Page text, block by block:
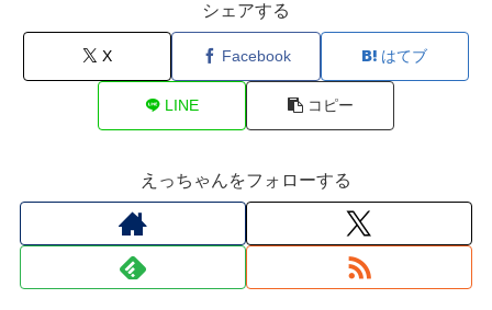
シェアする
X Facebook はてブ
LINE コピー
えっちゃんをフォローする